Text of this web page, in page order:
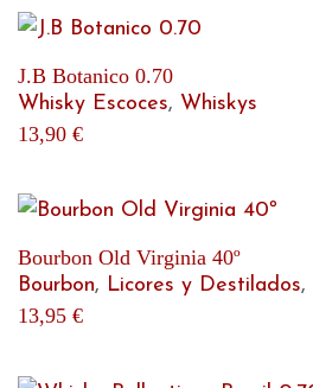
J.B Botanico 0.70
Whisky Escoces, Whiskys
13,90 €
Bourbon Old Virginia 40º
Bourbon, Licores y Destilados,
13,95 €